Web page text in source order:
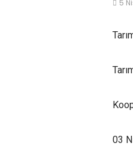
5
03